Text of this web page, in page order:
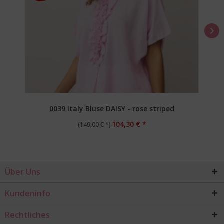
0039 Italy Bluse DAISY - rose striped
(149,00 € *) 104,30 € *
Über Uns
Kundeninfo
Rechtliches